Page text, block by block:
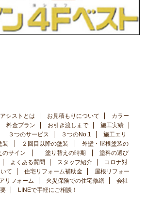
シストとは お見積もりについて
カラー
料金プラン お引き渡しまで
施工実績
３つのサービス ３つのNo.1
施工エリ
装 ２回目以降の塗装
外壁・屋根塗装の
のサイン 塗り替えの時期
塗料の選び
よくある質問 スタッフ紹介
コロナ対
て 住宅リフォーム補助金
屋根リフォー
リフォーム 火災保険での住宅修繕
会社
LINEで手軽にご相談！